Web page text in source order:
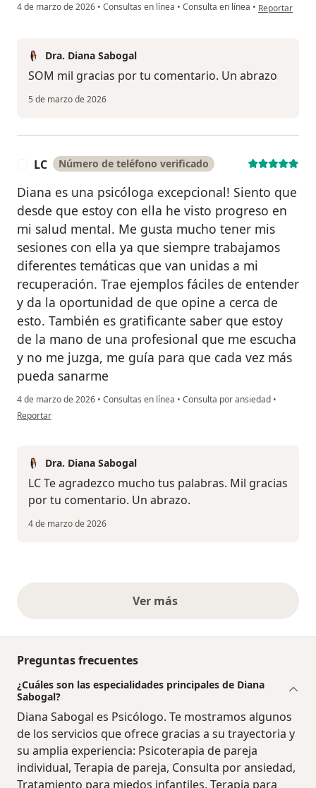
4 de marzo de 2026 • Consultas en línea • Consulta en línea • en opinión del
Reportar
Dra. Diana Sabogal
SOM mil gracias por tu comentario. Un abrazo
5 de marzo de 2026
LC Número de teléfono verificado
Diana es una psicóloga excepcional! Siento que
desde que estoy con ella he visto progreso en
mi salud mental. Me gusta mucho tener mis
sesiones con ella ya que siempre trabajamos
diferentes temáticas que van unidas a mi
recuperación. Trae ejemplos fáciles de entender
y da la oportunidad de que opine a cerca de
esto. También es gratificante saber que estoy
de la mano de una profesional que me escucha
y no me juzga, me guía para que cada vez más
pueda sanarme
4 de marzo de 2026 • Consultas en línea • Consulta por ansiedad •
en opinión del usuario LC
Reportar
Dra. Diana Sabogal
LC Te agradezco mucho tus palabras. Mil gracias
por tu comentario. Un abrazo.
4 de marzo de 2026
Ver másopiniones anteriores
Preguntas frecuentes
¿Cuáles son las especialidades principales de Diana
Sabogal?
Diana Sabogal es Psicólogo. Te mostramos algunos
de los servicios que ofrece gracias a su trayectoria y
su amplia experiencia: Psicoterapia de pareja
individual, Terapia de pareja, Consulta por ansiedad,
Tratamiento para miedos infantiles, Terapia para